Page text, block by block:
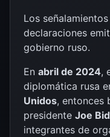
Los
declaraciones
gobierno ruso.
En abril de 2024,
diplomática rusa
Unidos, entonces
presidente Joe
integrantes de